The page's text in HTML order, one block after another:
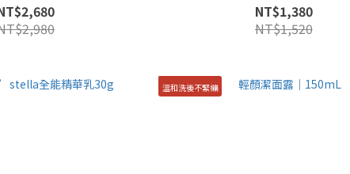
NT$1,380
NT$1,520
溫和洗後不緊繃